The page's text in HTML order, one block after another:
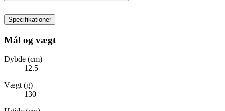
Specifikationer
Mål og vægt
Dybde (cm)
12.5
Vægt (g)
130